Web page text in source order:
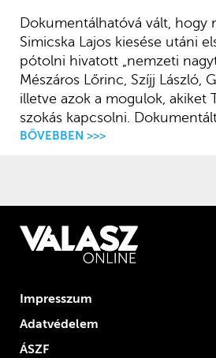
Dokumentálhatóvá vált, hogy
Simicska Lajos kiesése utáni
pótolni hivatott „nemzeti
Mészáros Lőrinc, Szíjj László,
illetve azok a mogulok, akiket
szokás kapcsolni.
BŐVEBBEN >>>
Impresszum
Adatvédelem
ÁSZF